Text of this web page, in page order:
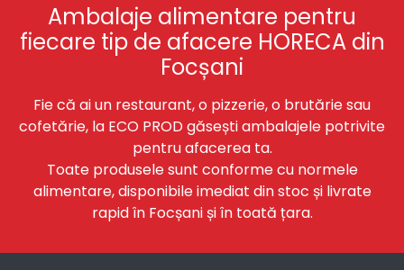
Ambalaje alimentare pentru
fiecare tip de afacere HORECA din
Focșani
Fie că ai un restaurant, o pizzerie, o brutărie sau
cofetărie, la ECO PROD găsești ambalajele potrivite
pentru afacerea ta.
Toate produsele sunt conforme cu normele
alimentare, disponibile imediat din stoc și livrate
rapid în Focșani și în toată țara.